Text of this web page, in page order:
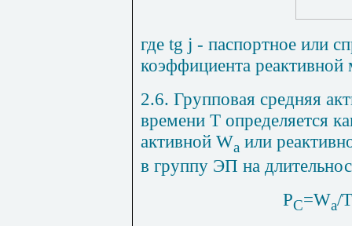
где tg j - паспортное или
коэффициента
2.6. Групповая средняя
времени Т определяется
активной Wa или
в группу ЭП на
PC=Wa/